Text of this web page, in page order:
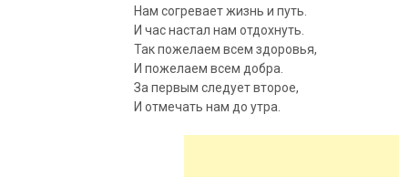
Нам согревает жизнь и путь.
И час настал нам отдохнуть.
Так пожелаем всем здоровья,
И пожелаем всем добра.
За первым следует второе,
И отмечать нам до утра.